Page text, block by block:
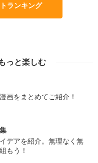
ランキング
っと楽しむ
画をまとめてご紹介！
デアを紹介。無理なく無
もう！